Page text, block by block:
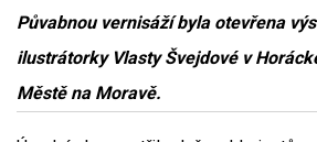
Půvabnou vernisáží byla otevřena
ilustrátorky Vlasty Švejdové v
Městě na Moravě.